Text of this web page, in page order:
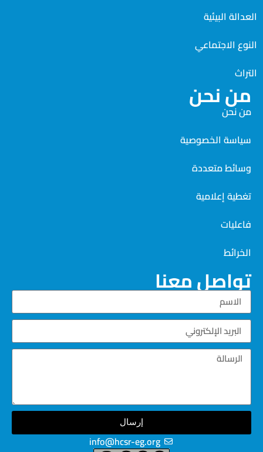
العدالة البيئية
النوع الاجتماعي
التراث
من نحن
من نحن
سياسة الخصوصية
وسائط متعددة
تغطية إعلامية
فاعليات
الخرائط
تواصل معنا
إرسال
info@hcsr-eg.org